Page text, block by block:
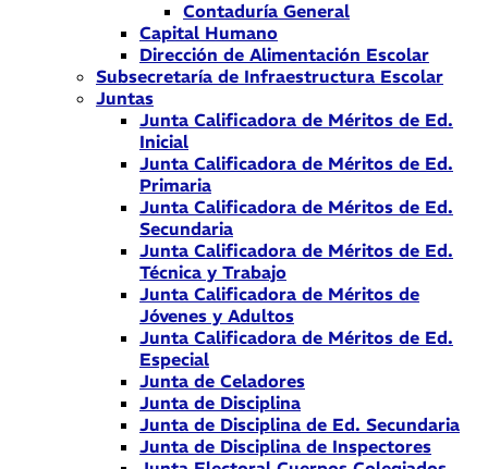
Contaduría General
Capital Humano
Dirección de Alimentación Escolar
Subsecretaría de Infraestructura Escolar
Juntas
Junta Calificadora de Méritos de Ed.
Inicial
Junta Calificadora de Méritos de Ed.
Primaria
Junta Calificadora de Méritos de Ed.
Secundaria
Junta Calificadora de Méritos de Ed.
Técnica y Trabajo
Junta Calificadora de Méritos de
Jóvenes y Adultos
Junta Calificadora de Méritos de Ed.
Especial
Junta de Celadores
Junta de Disciplina
Junta de Disciplina de Ed. Secundaria
Junta de Disciplina de Inspectores